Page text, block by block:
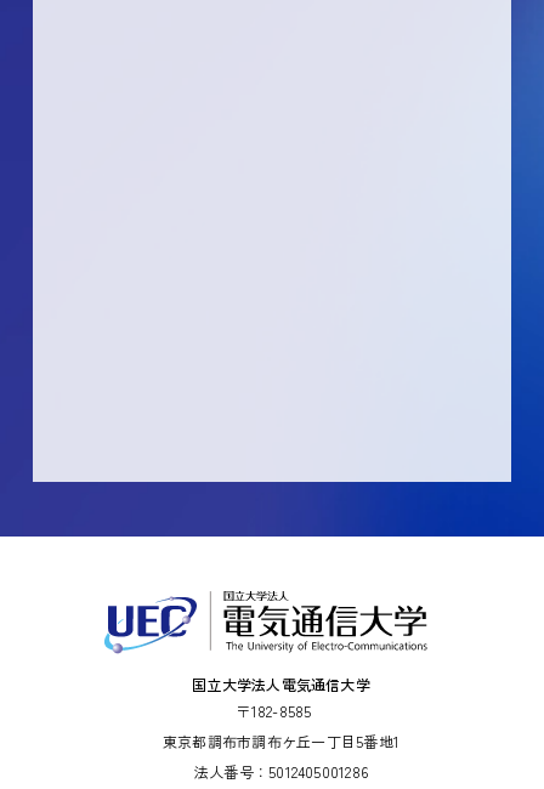
国立大学法人電気通信大学
〒182-8585
東京都調布市調布ケ丘一丁目5番地1
法人番号：5012405001286